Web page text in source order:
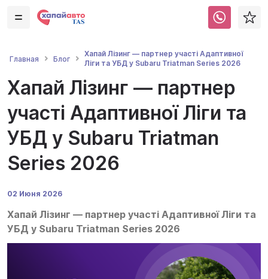
Главная Блог
Хапай Лізинг — партнер участі Адаптивної
Ліги та УБД у Subaru Triatman Series 2026
Хапай Лізинг — партнер
участі Адаптивної Ліги та
УБД у Subaru Triatman
Series 2026
02 Июня 2026
Хапай Лізинг — партнер участі Адаптивної Ліги та
УБД у Subaru Triatman Series 2026